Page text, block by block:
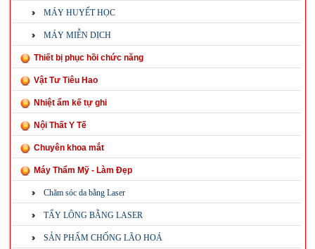
MÁY HUYẾT HỌC
MÁY MIỄN DỊCH
Thiết bị phục hồi chức năng
Vật Tư Tiêu Hao
Nhiệt ẩm kế tự ghi
Nội Thất Y Tế
Chuyên khoa mắt
Máy Thẩm Mỹ - Làm Đẹp
Chăm sóc da bằng Laser
TẨY LÔNG BẰNG LASER
SẢN PHẨM CHỐNG LÃO HOÁ